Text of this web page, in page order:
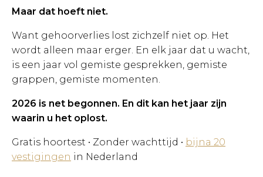
Maar dat hoeft niet.
Want gehoorverlies lost zichzelf niet op. Het
wordt alleen maar erger. En elk jaar dat u wacht,
is een jaar vol gemiste gesprekken, gemiste
grappen, gemiste momenten.
2026 is net begonnen. En dit kan het jaar zijn
waarin u het oplost.
Gratis hoortest • Zonder wachttijd • bijna 20
vestigingen in Nederland